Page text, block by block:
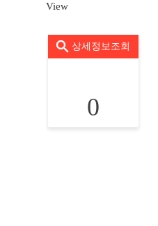
View
상세정보조회
0